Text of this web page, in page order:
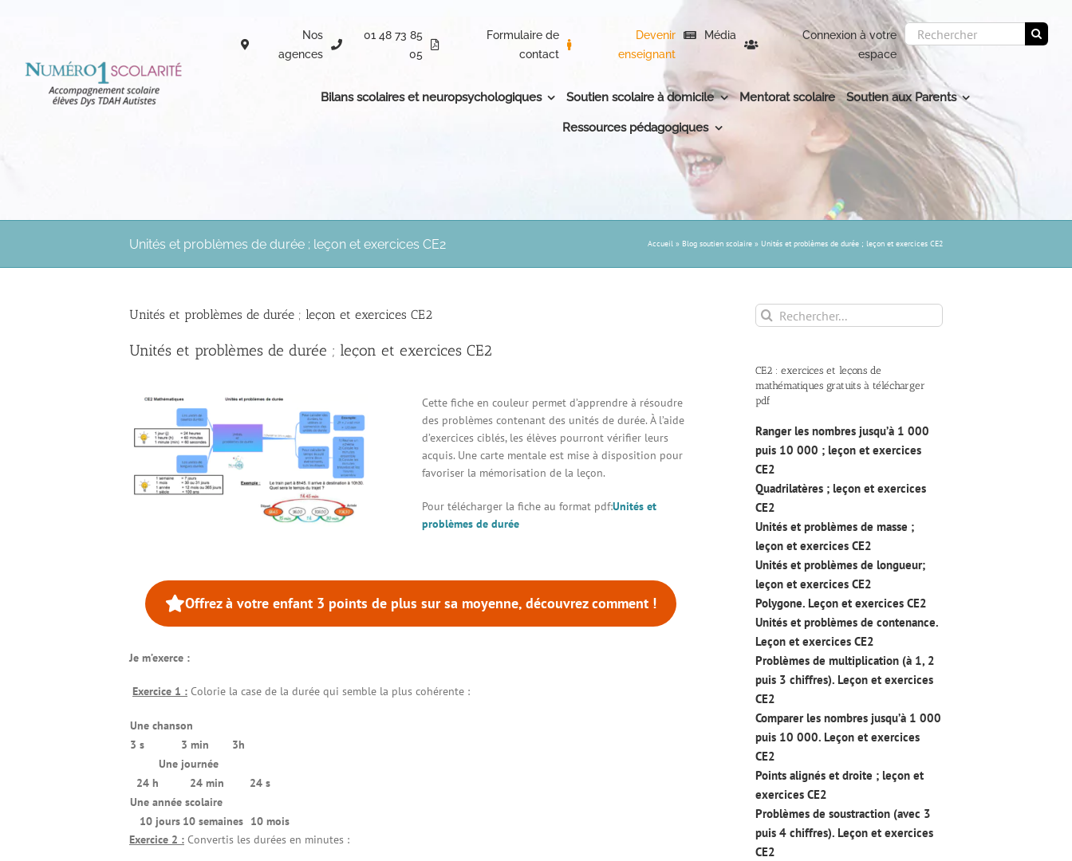
Nos
agences
01 48 73 85
05
Formulaire de
contact
Devenir
enseignant
Média
Connexion à votre
espace
Rechercher:
Bilans scolaires et neuropsychologiques Soutien scolaire à domicile Mentorat scolaire Soutien aux Parents
Ressources pédagogiques
Unités et problèmes de durée ; leçon et exercices CE2 Accueil » Blog soutien scolaire » Unités et problèmes de durée ; leçon et exercices CE2
Unités et problèmes de durée ; leçon et exercices CE2
Unités et problèmes de durée ; leçon et exercices CE2
Cette fiche en couleur permet d’apprendre à résoudre
des problèmes contenant des unités de durée. À l’aide
d’exercices ciblés, les élèves pourront vérifier leurs
acquis. Une carte mentale est mise à disposition pour
favoriser la mémorisation de la leçon.
Pour télécharger la fiche au format pdf:Unités et
problèmes de durée
Offrez à votre enfant 3 points de plus sur sa moyenne, découvrez comment !
Je m’exerce :
Exercice 1 : Colorie la case de la durée qui semble la plus cohérente :
Une chanson
3 s
3 min
3h
Une journée
24 h
24 min
24 s
Une année scolaire
10 jours 10 semaines 10 mois
Exercice 2 : Convertis les durées en minutes :
Rechercher:
CE2 : exercices et leçons de
mathématiques gratuits à télécharger
pdf
Ranger les nombres jusqu’à 1 000
puis 10 000 ; leçon et exercices
CE2
Quadrilatères ; leçon et exercices
CE2
Unités et problèmes de masse ;
leçon et exercices CE2
Unités et problèmes de longueur;
leçon et exercices CE2
Polygone. Leçon et exercices CE2
Unités et problèmes de contenance.
Leçon et exercices CE2
Problèmes de multiplication (à 1, 2
puis 3 chiffres). Leçon et exercices
CE2
Comparer les nombres jusqu’à 1 000
puis 10 000. Leçon et exercices
CE2
Points alignés et droite ; leçon et
exercices CE2
Problèmes de soustraction (avec 3
puis 4 chiffres). Leçon et exercices
CE2